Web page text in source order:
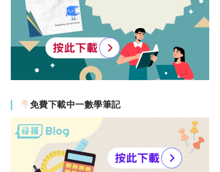
免費下載中一數學筆記